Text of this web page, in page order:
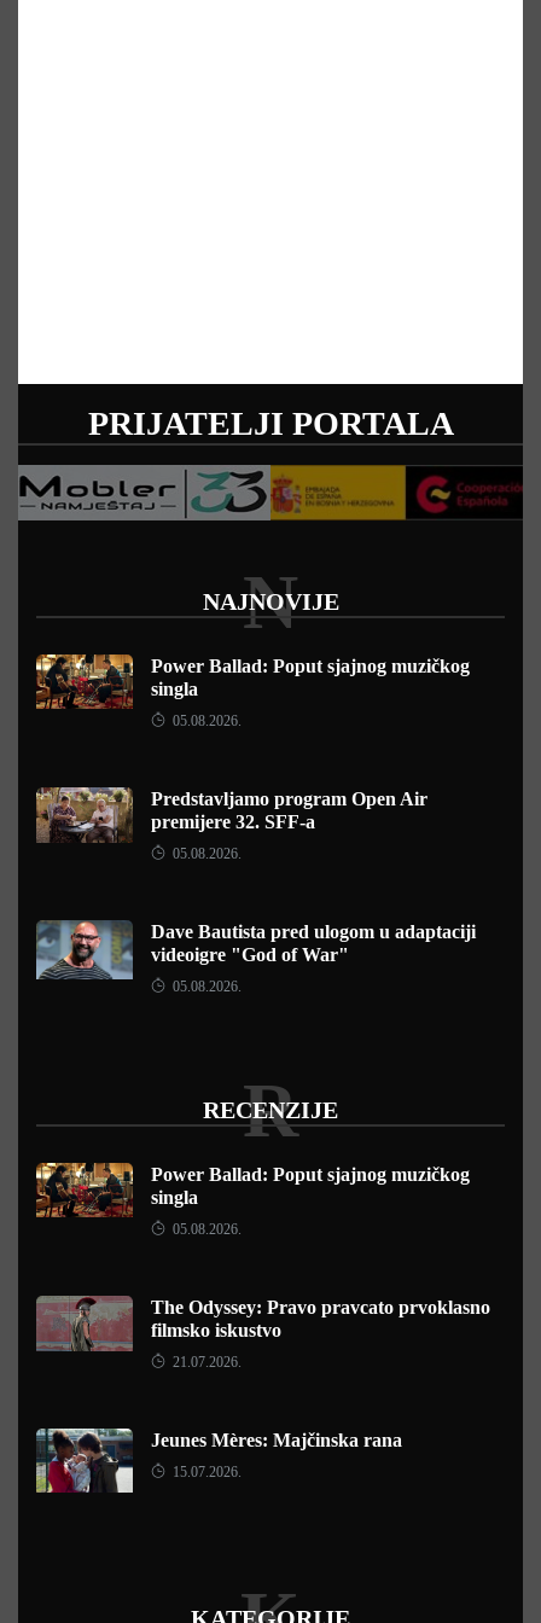
PRIJATELJI PORTALA
NAJNOVIJE
N
Power Ballad: Poput sjajnog muzičkog
singla
05.08.2026.
Predstavljamo program Open Air
premijere 32. SFF-a
05.08.2026.
Dave Bautista pred ulogom u adaptaciji
videoigre "God of War"
05.08.2026.
RECENZIJE
R
Power Ballad: Poput sjajnog muzičkog
singla
05.08.2026.
The Odyssey: Pravo pravcato prvoklasno
filmsko iskustvo
21.07.2026.
Jeunes Mères: Majčinska rana
15.07.2026.